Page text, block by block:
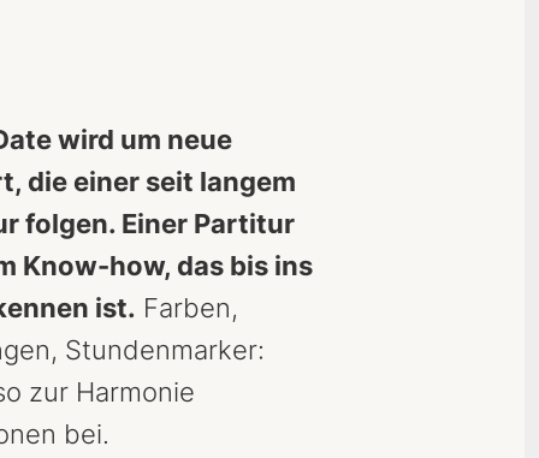
wird um neue
die einer seit langem
folgen. Einer Partitur
Know-how, das bis ins
ist. Farben,
Stundenmarker:
zur Harmonie
bei.